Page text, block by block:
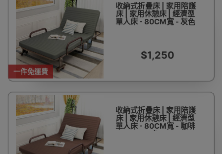
一件免運費
收納式折疊床 | 家用陪護
床 | 家用休憩床 | 經濟型
單人床 - 80CM寬 - 灰色
$1,250
收納式折疊床 | 家用陪護
床 | 家用休憩床 | 經濟型
單人床 - 80CM寬 - 咖啡
色